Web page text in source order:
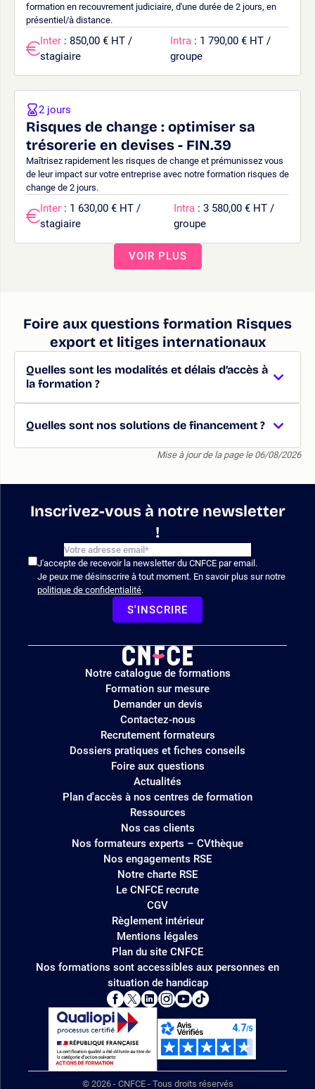
formation en recouvrement judiciaire, d'une durée de 2 jours, en
présentiel/à distance.
Inter : 850,00 € HT /
stagiaire
Intra : 1 790,00 € HT /
groupe
Risques de change : optimiser sa
trésorerie en devises - FIN.39
Maîtrisez rapidement les risques de change et prémunissez vous
de leur impact sur votre entreprise avec notre formation risques de
change de 2 jours.
2 jours
Inter : 1 630,00 € HT /
stagiaire
Intra : 3 580,00 € HT /
groupe
VOIR PLUS
Foire aux questions formation Risques
export et litiges internationaux
Quelles sont les modalités et délais d’accès à
la formation ?
Quelles sont nos solutions de financement ?
Mise à jour de la page le 06/08/2026
Inscrivez-vous à notre newsletter
!
J'accepte de recevoir la newsletter du CNFCE par email.
Je peux me désinscrire à tout moment. En savoir plus sur notre
politique de confidentialité.
S'INSCRIRE
Logo
site
Notre catalogue de formations
Formation sur mesure
Demander un devis
Contactez-nous
Recrutement formateurs
Dossiers pratiques et fiches conseils
Foire aux questions
Actualités
Plan d'accès à nos centres de formation
Ressources
Nos cas clients
Nos formateurs experts – CVthèque
Nos engagements RSE
Notre charte RSE
Le CNFCE recrute
CGV
Règlement intérieur
Mentions légales
Plan du site CNFCE
Nos formations sont accessibles aux personnes en
situation de handicap
© 2026 - CNFCE - Tous droits réservés